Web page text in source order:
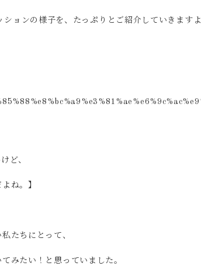
ョンの様子を、たっぷりとご紹介していきますよ
ど、
ね。】
たちにとって、
みたい！と思っていました。